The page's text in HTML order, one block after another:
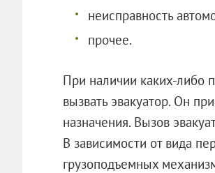
неисправность
прочее.
При наличии каких-либо
вызвать эвакуатор. Он
назначения. Вызов
В зависимости от вида
грузоподъемных